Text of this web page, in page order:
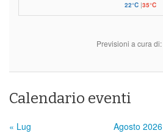
22°C|35°C
Previsioni a cura di:
Calendario eventi
« Lug Agosto 2026